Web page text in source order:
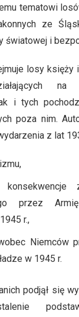
tematowi
ze
światowej i
losy księży
na
i tych
poza nim.
z lat
konsekwencje
przez
r.,
Niemców
w 1945 r.
podjął się